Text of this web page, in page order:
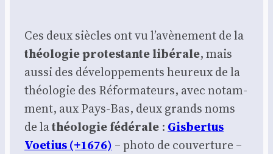
Ces deux siècles ont vu l’a­vè­ne­ment de la
théo­lo­gie pro­tes­tante libé­rale, mais
aus­si des déve­lop­pe­ments heu­reux de la
théo­lo­gie des Réfor­ma­teurs, avec notam­
ment, aux Pays-Bas, deux grands noms
de lathéo­lo­gie fédé­rale : Gis­ber­tus
Voe­tius (+1676) ‒ pho­to de cou­ver­ture ‒